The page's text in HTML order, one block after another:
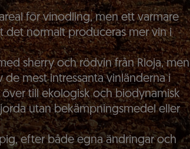
för vinodling, men ett varmare
det normalt produceras mer vin i
sherry och rödvin från Rioja, men
mest intressanta vinländerna i
till ekologisk och biodynamisk
utan bekämpningsmedel eller
efter både egna ändringar och